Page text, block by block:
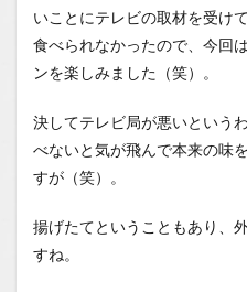
いことにテレビの取材を受け
食べられなかったので、今回
ンを楽しみました（笑）。
決してテレビ局が悪いという
べないと気が飛んで本来の味
すが（笑）。
揚げたてということもあり、
すね。